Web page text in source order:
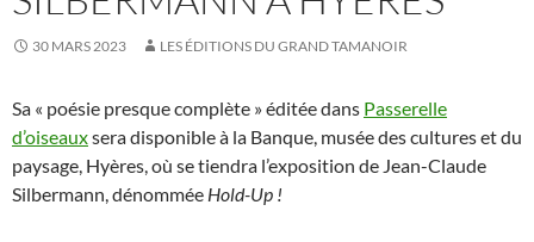
30 MARS 2023 LES ÉDITIONS DU GRAND TAMANOIR
Sa « poésie presque complète » éditée dans Passerelle
d’oiseauxsera disponible à la Banque, musée des cultures et du
paysage, Hyères, où se tiendra l’exposition de Jean-Claude
Silbermann, dénommée Hold-Up !